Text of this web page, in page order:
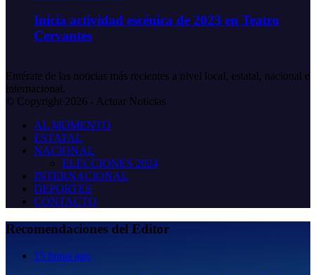
Inicia actividad escénica de 2023 en Teatro
Cervantes
Entérate de las noticias más recientes a nivel local, estatal, nacional e
internacional.
© Copyright 2026 - Actuar Noticias
AL MOMENTO
ESTATAL
NACIONAL
ELECCIONES 2024
INTERNACIONAL
DEPORTES
CONTACTO
Recomendaciones del Editor
15 horas ago